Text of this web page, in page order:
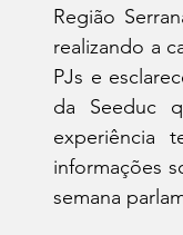
Região
realizando a
PJs e
da Seeduc
experiência
informações
semana